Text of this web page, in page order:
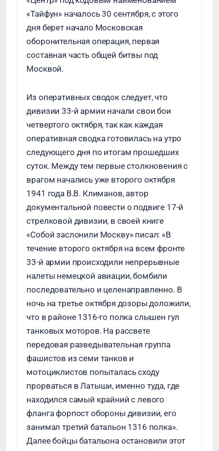
«Тайфун» началось 30 сентября, с этого
дня берет начало Московская
оборонительная операция, первая
составная часть общей битвы под
Москвой.
Из оперативных сводок следует, что
дивизии 33-й армии начали свои бои
четвертого октября, так как каждая
оперативная сводка готовилась на утро
следующего дня по итогам прошедших
суток. Между тем первые столкновения с
врагом начались уже второго октября
1941 года В.В. Климанов, автор
документальной повести о подвиге 17-й
стрелковой дивизии, в своей книге
«Собой заслонили Москву» писал: «В
течение второго октября на всем фронте
33-й армии происходили непрерывные
налеты немецкой авиации, бомбили
последовательно и целенаправленно. В
ночь на третье октября дозоры доложили,
что в районе 1316-го полка слышен гул
танковых моторов. На рассвете
передовая разведывательная группа
фашистов из семи танков и
мотоциклистов попыталась сходу
прорваться в Латыши, именно туда, где
находился самый крайний с левого
фланга форпост обороны дивизии, его
занимал третий батальон 1316 полка».
Далее бойцы батальона остановили этот